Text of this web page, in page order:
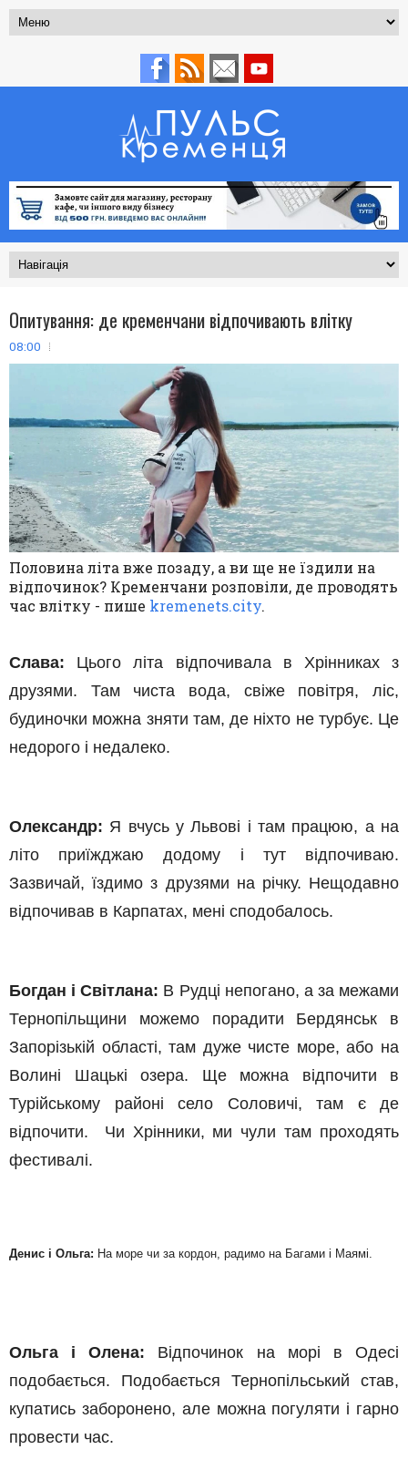
Опитування: де кременчани відпочивають влітку
08:00
Половина літа вже позаду, а ви ще не їздили на
відпочинок? Кременчани розповіли, де проводять
час влітку - пише kremenets.city.
Слава: Цього літа відпочивала в Хрінниках з
друзями. Там чиста вода, свіже повітря, ліс,
будиночки можна зняти там, де ніхто не турбує. Це
недорого і недалеко.
Олександр: Я вчусь у Львові і там працюю, а на
літо приїжджаю додому і тут відпочиваю.
Зазвичай, їздимо з друзями на річку. Нещодавно
відпочивав в Карпатах, мені сподобалось.
Богдан і Світлана: В Рудці непогано, а за межами
Тернопільщини можемо порадити Бердянськ в
Запорізькій області, там дуже чисте море, або на
Волині Шацькі озера. Ще можна відпочити в
Турійському районі село Соловичі, там є де
відпочити. Чи Хрінники, ми чули там проходять
фестивалі.
Денис і Ольга: На море чи за кордон, радимо на Багами і Маямі.
Ольга і Олена: Відпочинок на морі в Одесі
подобається. Подобається Тернопільський став,
купатись заборонено, але можна погуляти і гарно
провести час.